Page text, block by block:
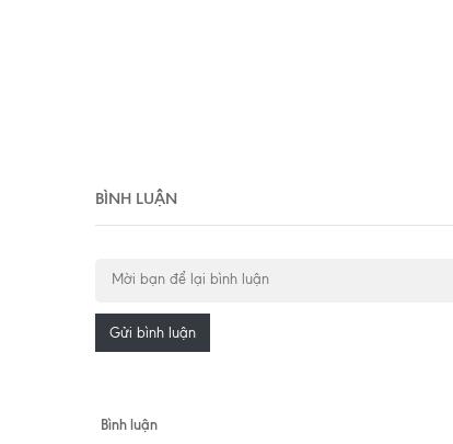
BÌNH LUẬN
Gửi bình luận
Bình luận